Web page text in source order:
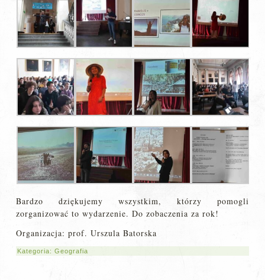
Bardzo dziękujemy wszystkim, którzy pomogli
zorganizować to wydarzenie. Do zobaczenia za rok!
Organizacja: prof. Urszula Batorska
Kategoria:Geografia